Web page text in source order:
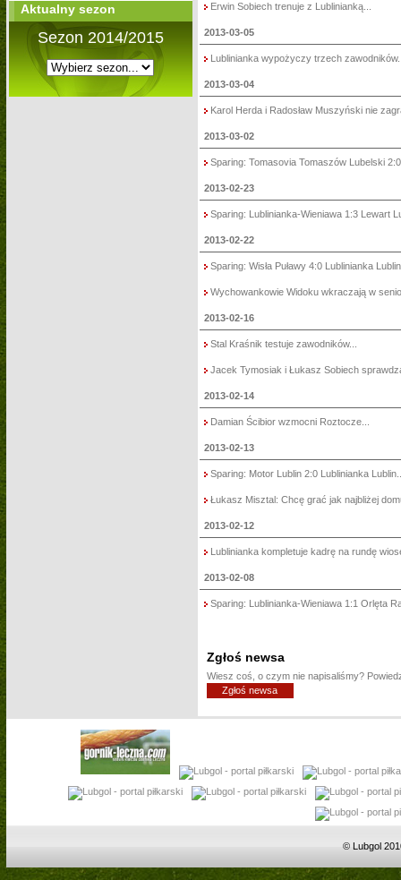
Aktualny sezon
Sezon 2014/2015
Erwin Sobiech trenuje z Lublinianką...
2013-03-05
Lublinianka wypożyczy trzech
2013-03-04
Karol Herda i Radosław Muszyński nie
2013-03-02
Sparing: Tomasovia Tomaszów Lubelski
2013-02-23
Sparing: Lublinianka-Wieniawa 1:3 Lewart
2013-02-22
Sparing: Wisła Puławy 4:0 Lublinianka
Wychowankowie Widoku wkraczają w
2013-02-16
Stal Kraśnik testuje zawodników...
Jacek Tymosiak i Łukasz Sobiech
2013-02-14
Damian Ścibior wzmocni Roztocze...
2013-02-13
Sparing: Motor Lublin 2:0 Lublinianka
Łukasz Misztal: Chcę grać jak najbliżej
2013-02-12
Lublinianka kompletuje kadrę na rundę
2013-02-08
Sparing: Lublinianka-Wieniawa 1:1 Orlęta
Zgłoś newsa
Wiesz coś, o czym nie napisaliśmy?
Zgłoś newsa
© Lubgol